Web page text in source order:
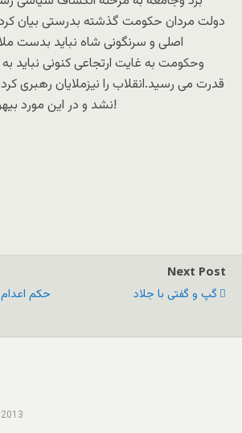
دولت مردان حکومت گذشته بدرستی بیان کرده
اصلی و سرنگونی شاه نباید بدست
وحکومت به غایت ارتجاعی کنونی نباید
قدرت می رسید.انقلاب را نیزملایان رهبری
نشد و در این مورد بیهوده خود را گول نزنیم!
حکم اعدام
Next Post
گپ و گفتی با جلاد